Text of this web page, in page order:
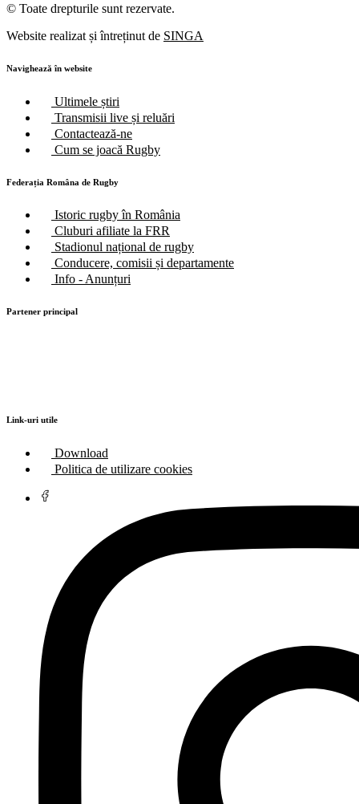
© Toate drepturile sunt rezervate.
Website realizat și întreținut de SINGA
Navighează în website
Ultimele știri
Transmisii live și reluări
Contactează-ne
Cum se joacă Rugby
Federația Româna de Rugby
Istoric rugby în România
Cluburi afiliate la FRR
Stadionul național de rugby
Conducere, comisii și departamente
Info - Anunțuri
Partener principal
Link-uri utile
Download
Politica de utilizare cookies